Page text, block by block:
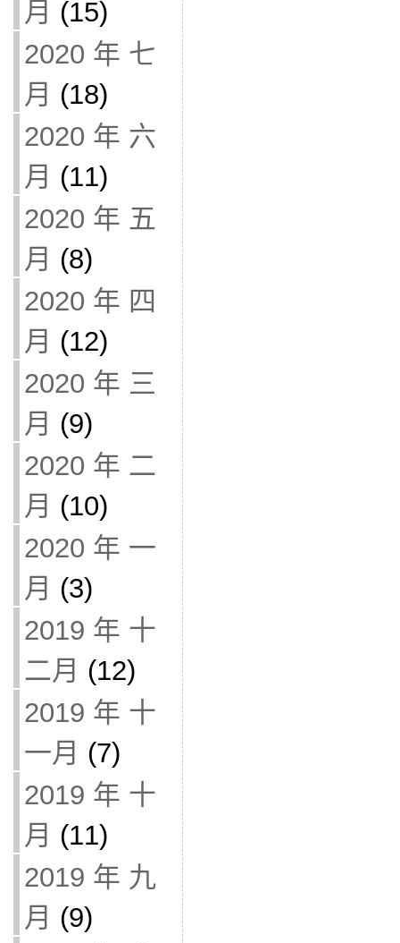
月 (15)
2020 年 七
月 (18)
2020 年 六
月 (11)
2020 年 五
月 (8)
2020 年 四
月 (12)
2020 年 三
月 (9)
2020 年 二
月 (10)
2020 年 一
月 (3)
2019 年 十
二月 (12)
2019 年 十
一月 (7)
2019 年 十
月 (11)
2019 年 九
月 (9)